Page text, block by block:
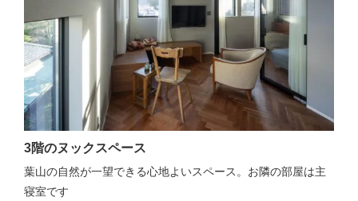
3階のヌックスペース
葉山の自然が一望できる心地よいスペース。お隣の部屋は主
寝室です